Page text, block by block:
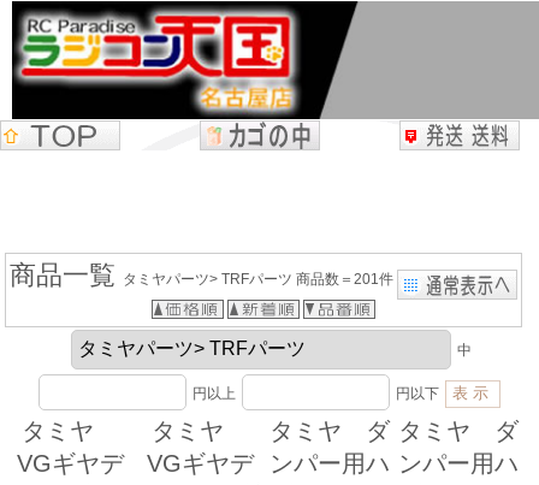
商品一覧 タミヤパーツ> TRFパーツ 商品数＝201件
中
円以上 円以下
タミヤ
VGギヤデ
タミヤ
VGギヤデ
タミヤ ダ
ンパー用ハ
タミヤ ダ
ンパー用ハ